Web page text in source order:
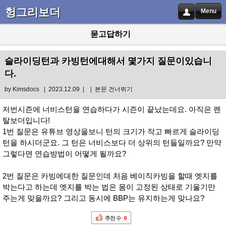
헝그리보더 Menu
묻고답하기
슬라이딩턴과 카빙턴에대해서 몇가지 질문이있습니
다.
by Kimsdocs| 2023.12.09 | | 본문 건너뛰기
저번시즌에 너비스턴을 연습하다가 시즌이 끝났는데요. 아직은 렌
탈보더입니다!
1번 질문은 유튜브 영상을보니 턴의 크기가 작고 빠르게 슬라이딩
턴을 하시더군요. 그 턴은 너비스보다 더 상위의 턴들일까요? 만약
그렇다면 연습방법이 어떻게 될까요?
2번 질문은 카빙에대한 질문인데 처음 베이직카빙을 할때 엣지를
박는다고 하는데 엣지를 박는 법은 몸이 고정된 상태로 기울기만
주는게 맞을까요? 그리고 동시에 BBP는 유지하는게 맞나요?
추천 수 0